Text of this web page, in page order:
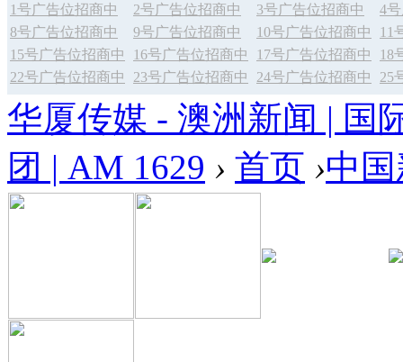
1号广告位招商中 2号广告位招商中 3号广告位招商中
4
8号广告位招商中
9号广告位招商中 10号广告位招商中
11
15号广告位招商中
16号广告位招商中 17号广告位招商中
18
22号广告位招商中
23号广告位招商中 24号广告位招商中 25
华厦传媒 - 澳洲新闻 | 国
团 | AM 1629 › 首页 ›中